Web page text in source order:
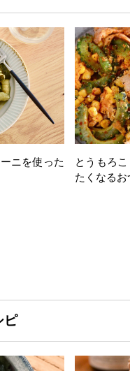
ニを使った
とうもろ
たくなるお
ピ